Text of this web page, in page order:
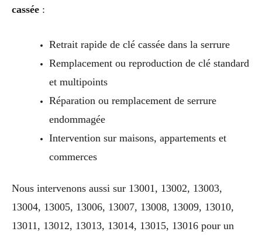
cassée :
Retrait rapide de clé cassée dans la serrure
Remplacement ou reproduction de clé standard
et multipoints
Réparation ou remplacement de serrure
endommagée
Intervention sur maisons, appartements et
commerces
Nous intervenons aussi sur 13001, 13002, 13003,
13004, 13005, 13006, 13007, 13008, 13009, 13010,
13011, 13012, 13013, 13014, 13015, 13016 pour un